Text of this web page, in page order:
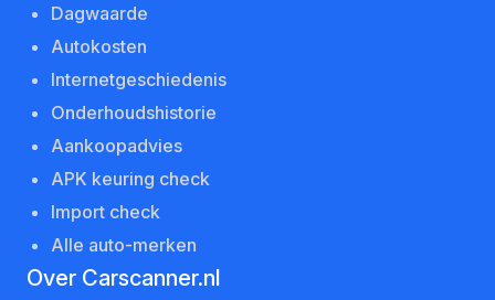
Dagwaarde
Autokosten
Internetgeschiedenis
Onderhoudshistorie
Aankoopadvies
APK keuring check
Import check
Alle auto-merken
Over Carscanner.nl